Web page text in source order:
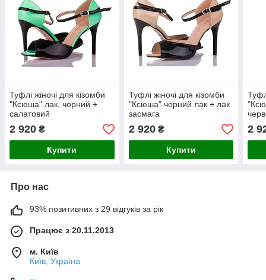
Туфлі жіночі для кізомби
"Ксюша" лак, чорний +
салатовий
2 920 ₴
Купити
Туфлі жіночі для кізомби
"Ксюша" чорний лак + лак
засмага
2 920₴
Купити
2
Про нас
93% позитивних з 29 відгуків за рік
Працює з 20.11.2013
м. Київ
Київ, Україна